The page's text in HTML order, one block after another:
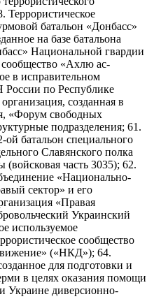
батальон «Донбасс»
на базе батальона
Национальной гвардии
«Ахлю ас-
в исправительном
по Республике
созданная в
«Форум свободных
подразделения; 61.
ой батальон специального
Славянского полка
часть 3035); 62.
«Национально-
сектор» и его
«Правая
Украинский
используемое
сообщество
(«НКД»); 64.
для подготовки и
в целях оказания помощи
Украине диверсионно-